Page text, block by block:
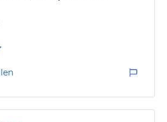
pur !!!!!!